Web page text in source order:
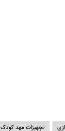
تجهیزات مهد کودک